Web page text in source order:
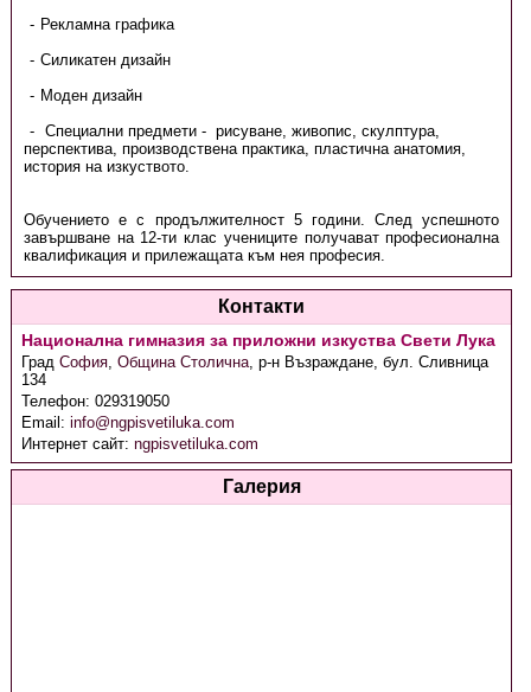
Рекламна графика
Силикатен дизайн
Моден дизайн
Специални предмети - рисуване, живопис, скулптура,
перспектива, производствена практика, пластична анатомия,
история на изкуството.
Обучението е с продължителност 5 години. След успешното
завършване на 12-ти клас учениците получават професионална
квалификация и прилежащата към нея професия.
Контакти
Национална гимназия за приложни изкуства Свети Лука
ГрадСофия,Община Столична,р-н Възраждане, бул. Сливница
134
Телефон:029319050
Email:info@ngpisvetiluka.com
Интернет сайт:ngpisvetiluka.com
Галерия